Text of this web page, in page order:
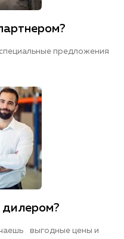
предложения
дилером?
выгодные цены и